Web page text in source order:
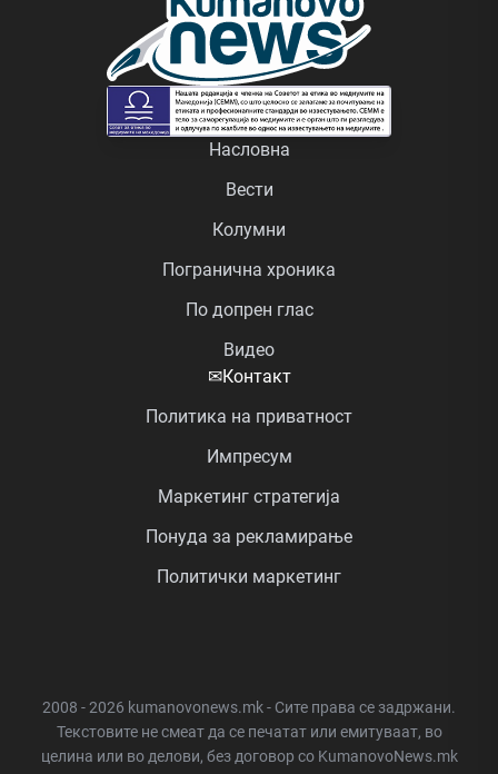
Насловна
Вести
Колумни
Погранична хроника
По допрен глас
Видео
✉Контакт
Политика на приватност
Импресум
Маркетинг стратегија
Понуда за рекламирање
Политички маркетинг
2008 - 2026 kumanovonews.mk - Сите права се задржани.
Текстовите не смеат да се печатат или емитуваат, во
целина или во делови, без договор со KumanovoNews.mk